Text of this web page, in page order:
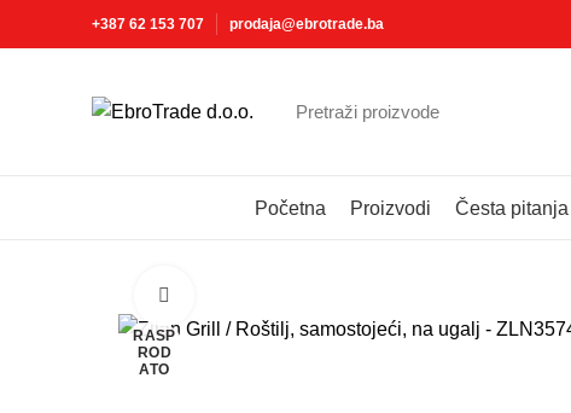
+387 62 153 707 prodaja@ebrotrade.ba
Početna
Proizvodi Česta pitanja
RASP
ROD
ATO